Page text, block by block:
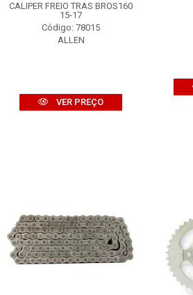
CALIPER FREIO TRAS BROS160
15-17
Código: 78015
ALLEN
VER PREÇO